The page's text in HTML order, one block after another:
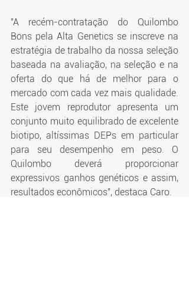
"A recém-contratação do Quilombo
Bons pela Alta Genetics se inscreve na
estratégia de trabalho da nossa seleção
baseada na avaliação, na seleção e na
oferta do que há de melhor para o
mercado com cada vez mais qualidade.
Este jovem reprodutor apresenta um
conjunto muito equilibrado de excelente
biotipo, altíssimas DEPs em particular
para seu desempenho em peso. O
Quilombo deverá proporcionar
expressivos ganhos genéticos e assim,
resultados econômicos", destaca Caro.